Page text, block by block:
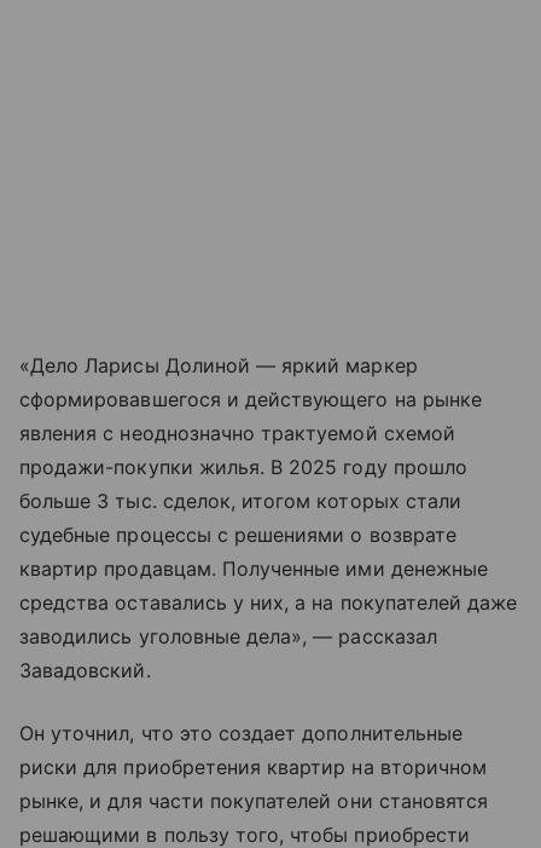
«Дело Ларисы Долиной — яркий маркер
сформировавшегося и действующего на рынке
явления с неоднозначно трактуемой схемой
продажи-покупки жилья. В 2025 году прошло
больше 3 тыс. сделок, итогом которых стали
судебные процессы с решениями о возврате
квартир продавцам. Полученные ими денежные
средства оставались у них, а на покупателей даже
заводились уголовные дела», — рассказал
Завадовский.
Он уточнил, что это создает дополнительные
риски для приобретения квартир на вторичном
рынке, и для части покупателей они становятся
решающими в пользу того, чтобы приобрести